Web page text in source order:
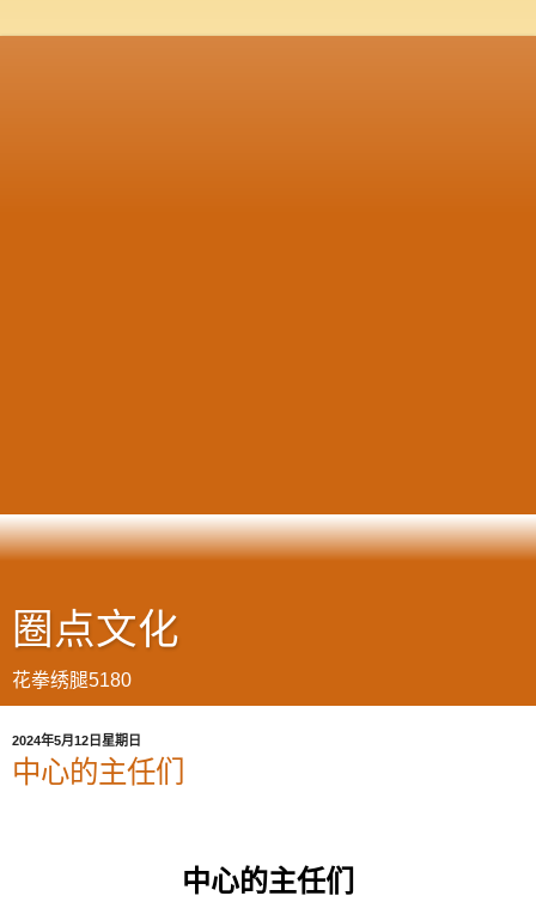
圈点文化
花拳绣腿5180
2024年5月12日星期日
中心的主任们
中心的主任们